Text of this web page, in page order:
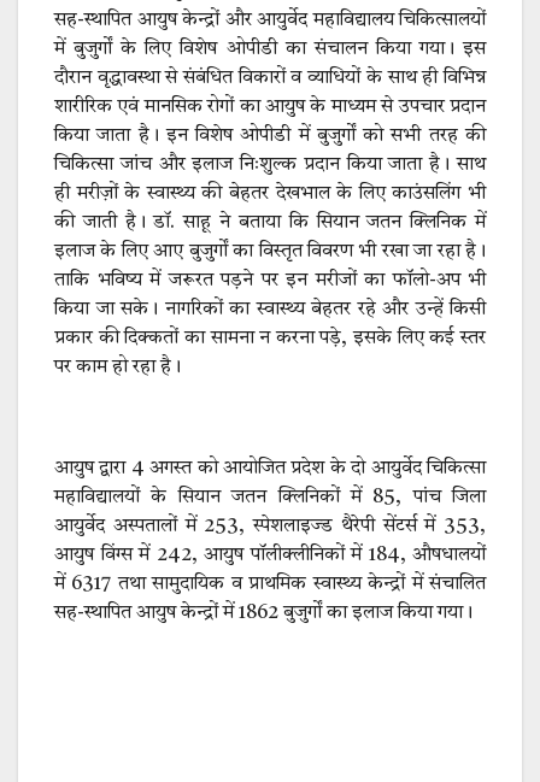
सह-स्थापित आयुष केन्द्रों और आयुर्वेद महाविद्यालय चिकित्सालयों
में बुजुर्गों के लिए विशेष ओपीडी का संचालन किया गया। इस
दौरान वृद्धावस्था से संबंधित विकारों व व्याधियों के साथ ही विभिन्न
शारीरिक एवं मानसिक रोगों का आयुष के माध्यम से उपचार प्रदान
किया जाता है। इन विशेष ओपीडी में बुजुर्गों को सभी तरह की
चिकित्सा जांच और इलाज निःशुल्क प्रदान किया जाता है। साथ
ही मरीज़ों के स्वास्थ्य की बेहतर देखभाल के लिए काउंसलिंग भी
की जाती है। डॉ. साहू ने बताया कि सियान जतन क्लिनिक में
इलाज के लिए आए बुजुर्गों का विस्तृत विवरण भी रखा जा रहा है।
ताकि भविष्य में जरूरत पड़ने पर इन मरीजों का फॉलो-अप भी
किया जा सके। नागरिकों का स्वास्थ्य बेहतर रहे और उन्हें किसी
प्रकार की दिक्कतों का सामना न करना पड़े, इसके लिए कई स्तर
पर काम हो रहा है।
आयुष द्वारा 4 अगस्त को आयोजित प्रदेश के दो आयुर्वेद चिकित्सा
महाविद्यालयों के सियान जतन क्लिनिकों में 85, पांच जिला
आयुर्वेद अस्पतालों में 253, स्पेशलाइज्ड थैरेपी सेंटर्स में 353,
आयुष विंग्स में 242, आयुष पॉलीक्लीनिकों में 184, औषधालयों
में 6317 तथा सामुदायिक व प्राथमिक स्वास्थ्य केन्द्रों में संचालित
सह-स्थापित आयुष केन्द्रों में 1862 बुजुर्गों का इलाज किया गया।